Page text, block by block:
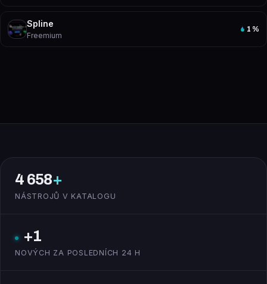
Spline
Freemium
1 %
4 658+
NÁSTROJŮ V KATALOGU
+1
NOVÝCH ZA POSLEDNÍCH 24 H